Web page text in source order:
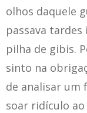
olhos daquele
passava
pilha de gibis.
sinto na
de analisar um
soar ridículo